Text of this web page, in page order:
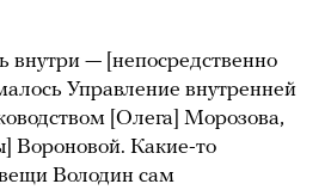
внутри — [непосредственно
Управление внутренней
[Олега] Морозова,
Вороновой. Какие-то
Володин сам